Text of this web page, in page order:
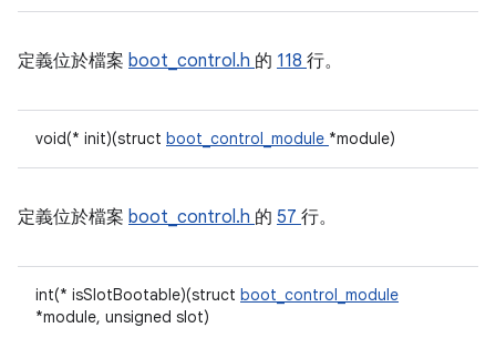
定義位於檔案 boot_control.h 的 118 行。
void(* init)(struct boot_control_module *module)
定義位於檔案 boot_control.h 的 57 行。
int(* isSlotBootable)(struct boot_control_module
*module, unsigned slot)